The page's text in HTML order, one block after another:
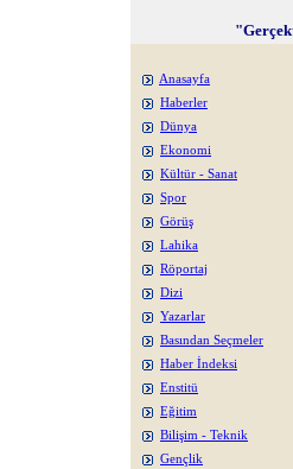
Anasayfa
Haberler
Dünya
Ekonomi
Kültür - Sanat
Spor
Görüş
Lahika
Röportaj
Dizi
Yazarlar
Basından Seçmeler
Haber İndeksi
Enstitü
Eğitim
Bilişim - Teknik
Gençlik